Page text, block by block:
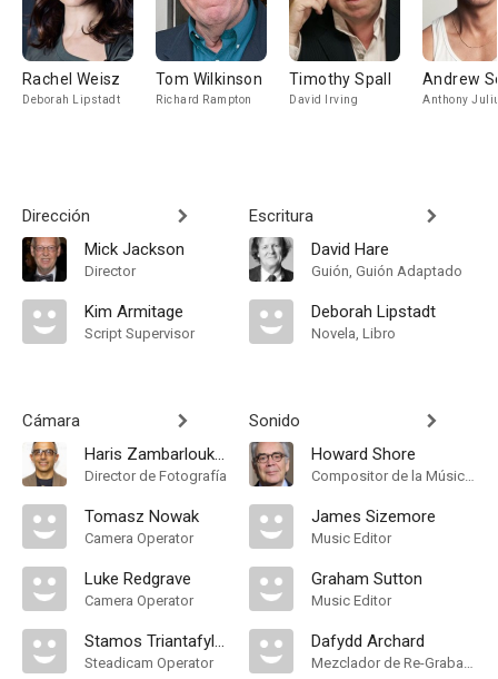
Rachel Weisz
Deborah Lipstadt
Tom Wilkinson
Richard Rampton
Timothy Spall
David Irving
Andrew
Anthony
Dirección
Mick Jackson
Director
Kim Armitage
Script Supervisor
Cámara
Haris Zambarloukos
Director de Fotografía
Tomasz Nowak
Camera Operator
Luke Redgrave
Camera Operator
Stamos Triantafyllos
Steadicam Operator
Escritura
David Hare
Guión, Guión Adaptado
Deborah Lipstadt
Novela, Libro
Sonido
Howard Shore
Compositor de la Música Original
James Sizemore
Music Editor
Graham Sutton
Music Editor
Dafydd Archard
Mezclador de Re-Grabación de Sonido